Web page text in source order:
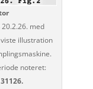
med
viste illustration
noteret: